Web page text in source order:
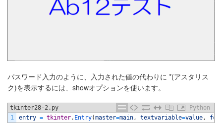
パスワード入力のように、入力された値の代わりに *(アスタリス
ク)を表示するには、showオプションを使います。
tkinter28-2.py
Python
1
entry = tkinter. Entry(master=main, textvariable=value,